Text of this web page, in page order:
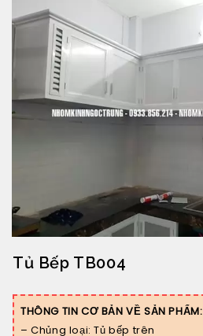
Tủ Bếp TB004
THÔNG TIN CƠ BẢN VỀ SẢN PHẨM:
– Chủng loại: Tủ bếp trên